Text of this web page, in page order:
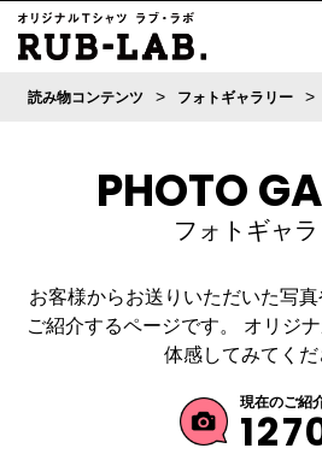
読み物コンテンツ > フォトギャラリー >
PHOTO
フォトギャ
お客様からお送りいただいた写
ご紹介するページです。
オリジ
体感してみてくだ
現在のご紹